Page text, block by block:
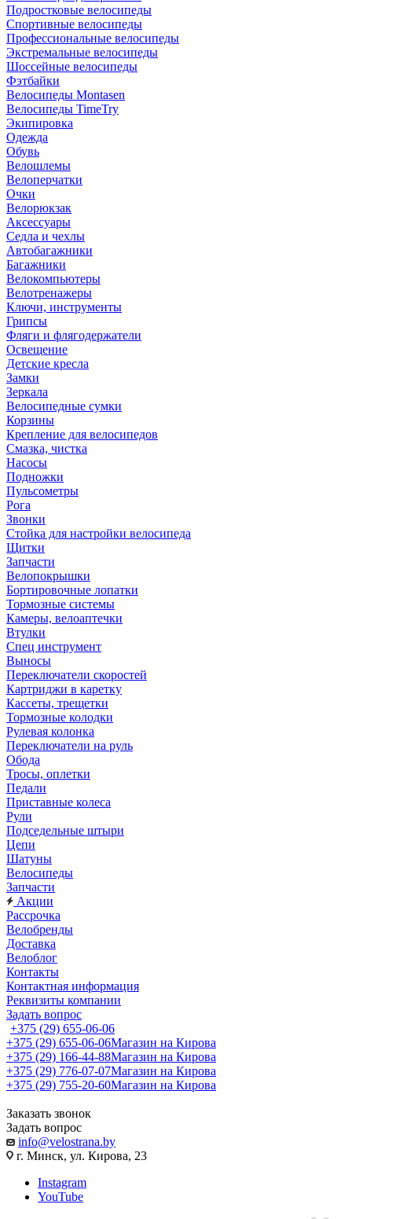
Подростковые велосипеды
Спортивные велосипеды
Профессиональные велосипеды
Экстремальные велосипеды
Шоссейные велосипеды
Фэтбайки
Велосипеды Montasen
Велосипеды TimeTry
Экипировка
Одежда
Обувь
Велошлемы
Велоперчатки
Очки
Велорюкзак
Аксессуары
Седла и чехлы
Автобагажники
Багажники
Велокомпьютеры
Велотренажеры
Ключи, инструменты
Грипсы
Фляги и флягодержатели
Освещение
Детские кресла
Замки
Зеркала
Велосипедные сумки
Корзины
Крепление для велосипедов
Смазка, чистка
Насосы
Подножки
Пульсометры
Рога
Звонки
Стойка для настройки велосипеда
Щитки
Запчасти
Велопокрышки
Бортировочные лопатки
Тормозные системы
Камеры, велоаптечки
Втулки
Спец инструмент
Выносы
Переключатели скоростей
Картриджи в каретку
Кассеты, трещетки
Тормозные колодки
Рулевая колонка
Переключатели на руль
Обода
Тросы, оплетки
Педали
Приставные колеса
Рули
Подседельные штыри
Цепи
Шатуны
Велосипеды
Запчасти
Акции
Рассрочка
Велобренды
Доставка
Велоблог
Контакты
Контактная информация
Реквизиты компании
Задать вопрос
+375 (29) 655-06-06
+375 (29) 655-06-06Магазин на Кирова
+375 (29) 166-44-88Магазин на Кирова
+375 (29) 776-07-07Магазин на Кирова
+375 (29) 755-20-60Магазин на Кирова
Заказать звонок
Задать вопрос
info@velostrana.by
г. Минск, ул. Кирова, 23
Instagram
YouTube